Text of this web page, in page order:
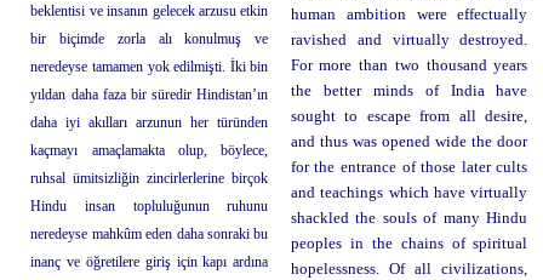
beklentisi ve insanın gelecek arzusu etkin
bir biçimde zorla alı konulmuş ve
neredeyse tamamen yok edilmişti. İki bin
yıldan daha faza bir süredir Hindistan’ın
daha iyi akılları arzunun her türünden
kaçmayı amaçlamakta olup, böylece,
ruhsal ümitsizliğin zincirlerlerine birçok
Hindu insan topluluğunun ruhunu
neredeyse mahkûm eden daha sonraki bu
inanç ve öğretilere giriş için kapı ardına
human ambition were effectually
ravished and virtually destroyed.
For more than two thousand years
the better minds of India have
sought to escape from all desire,
and thus was opened wide the door
for the entrance of those later cults
and teachings which have virtually
shackled the souls of many Hindu
peoples in the chains of spiritual
hopelessness. Of all civilizations,